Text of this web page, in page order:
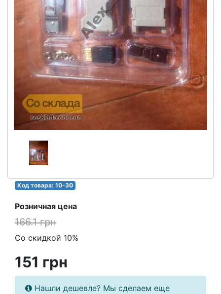
Код товара: 10-30
Розничная цена
166.1 грн
Со скидкой 10%
151 грн
Нашли дешевле? Мы сделаем еще